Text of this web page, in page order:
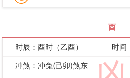
酉
时辰：酉时（乙酉）
时间
冲煞：冲兔(己卯)煞东